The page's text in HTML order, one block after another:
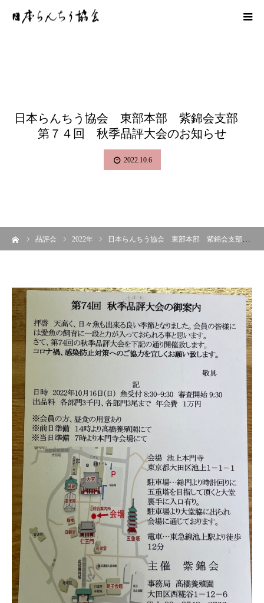
日本らんちう協会 東部本部 紫錦会支部
第７４回 秋季品評大会のお知らせ
2022.10.6
品評会 2022年 日本らんちう協会 東部本部 紫錦会支部 第７４回 秋季品評大会のお知らせ